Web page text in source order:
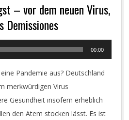
– vor dem neuen Virus,
Demissiones
00:00
Pandemie aus? Deutschland
merkwürdigen Virus
Gesundheit insofern erheblich
den Atem stocken lässt. Es ist